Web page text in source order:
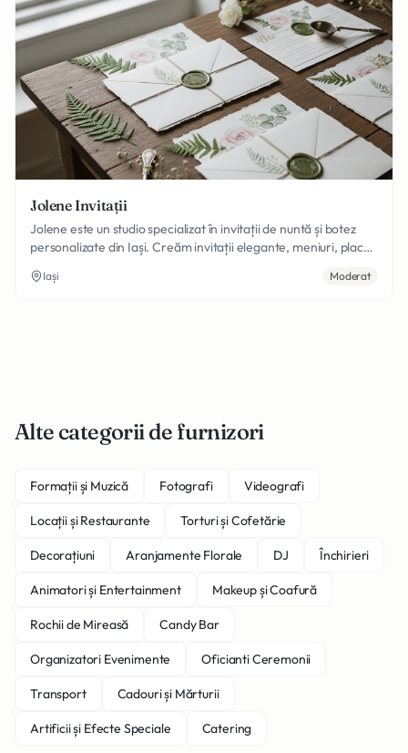
Jolene Invitații
Jolene este un studio specializat în invitații de nuntă și botez
personalizate din Iași. Creăm invitații elegante, meniuri, place
vostru, cu livrare în toată România. Fiecare design este unic și
Iași Moderat
Alte categorii de furnizori
Formații și Muzică Fotografi Videografi
Locații și Restaurante Torturi și Cofetărie
Decorațiuni Aranjamente Florale DJ Închirieri
Animatori și Entertainment Makeup și Coafură
Rochii de Mireasă Candy Bar
Organizatori Evenimente Oficianti Ceremonii
Transport Cadouri și Mărturii
Artificii și Efecte Speciale Catering